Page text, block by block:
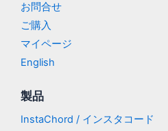
お問合せ
ご購入
マイページ
English
製品
InstaChord / インスタコード